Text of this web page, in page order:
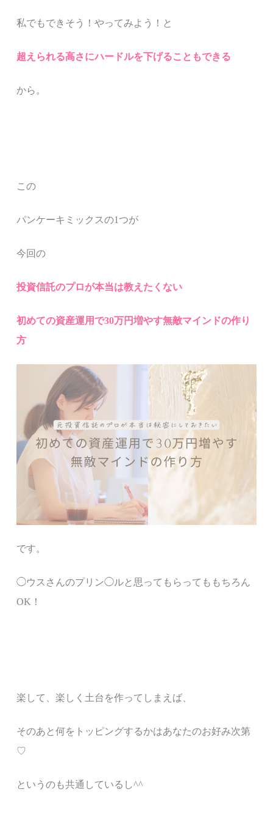
私でもできそう！やってみよう！と
超えられる高さにハードルを下げることもできる
から。
この
パンケーキミックスの1つが
今回の
投資信託のプロが本当は教えたくない
初めての資産運用で30万円増やす無敵マインドの作り
方
です。
◯ウスさんのプリン◯ルと思ってもらってももちろん
OK！
楽して、楽しく土台を作ってしまえば、
そのあと何をトッピングするかはあなたのお好み次第
♡
というのも共通しているし^^